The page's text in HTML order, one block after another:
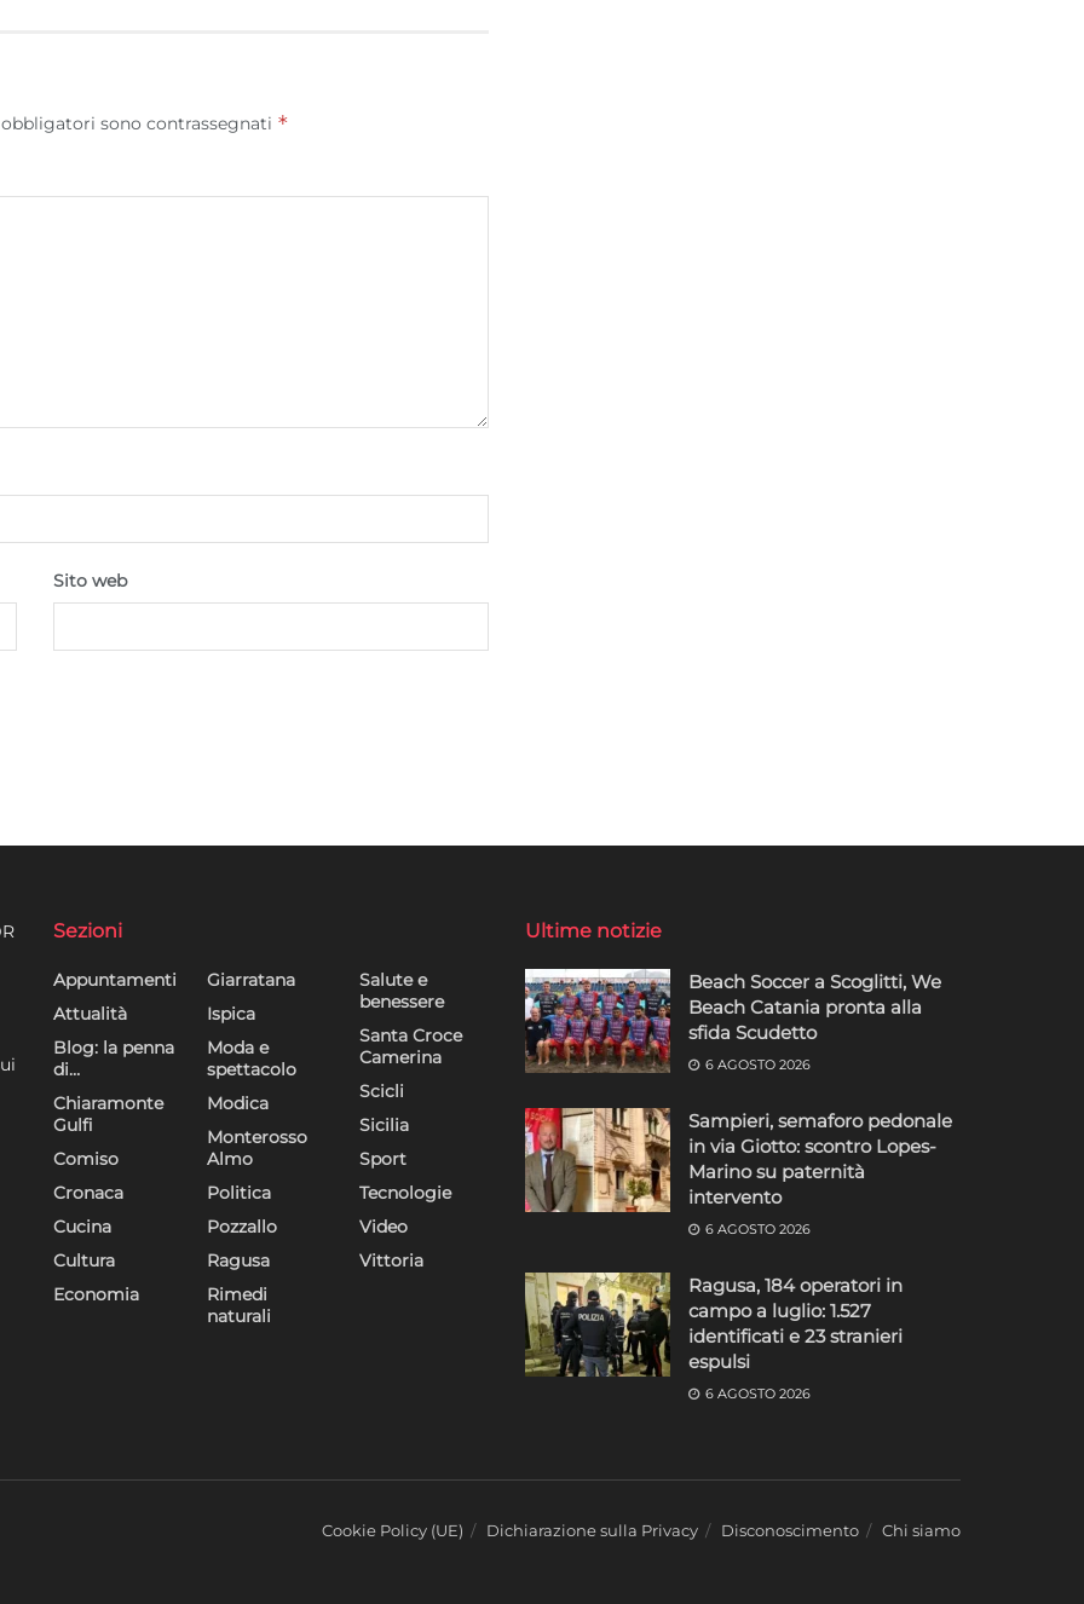
pubblicità e contenuto, Salvare e comunicare le
sulla privacy.
sono contrassegnati *
Sito web
Sezioni
Appuntamenti
Attualità
Blog: la penna
di…
Chiaramonte
Gulfi
Comiso
Cronaca
Cucina
Cultura
Economia
Giarratana
Ispica
Moda e
spettacolo
Modica
Monterosso
Almo
Politica
Pozzallo
Ragusa
Rimedi
naturali
Salute e
benessere
Santa Croce
Camerina
Scicli
Sicilia
Sport
Tecnologie
Video
Vittoria
Ultime notizie
Beach Soccer a Scoglitti, We
Beach Catania pronta alla
sfida Scudetto
6 AGOSTO 2026
Sampieri, semaforo pedonale
in via Giotto: scontro Lopes-
Marino su paternità
intervento
6 AGOSTO 2026
Ragusa, 184 operatori in
campo a luglio: 1.527
identificati e 23 stranieri
espulsi
6 AGOSTO 2026
Cookie Policy (UE) Dichiarazione sulla Privacy Disconoscimento Chi siamo